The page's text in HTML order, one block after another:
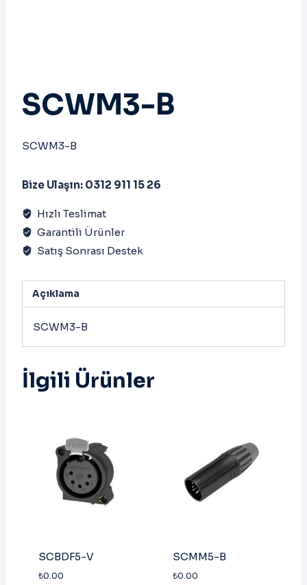
SCWM3-B
SCWM3-B
Bize Ulaşın: 0312 911 15 26
Hızlı Teslimat
Garantili Ürünler
Satış Sonrası Destek
Açıklama
SCWM3-B
İlgili Ürünler
SCBDF5-V
₺0.00
SCMM5-B
₺0.00